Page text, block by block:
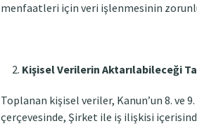
menfaatleri için veri işlenmesinin
Kişisel Verilerin Aktarılabileceği
Toplanan kişisel veriler, Kanun’un 8. ve
çerçevesinde, Şirket ile iş ilişkisi